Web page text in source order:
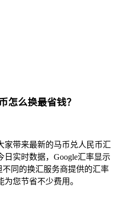
怎么换最省钱？
家带来最新的马币兑人民币汇
实时数据，Google汇率显示
不同的换汇服务商提供的汇率
您节省不少费用。